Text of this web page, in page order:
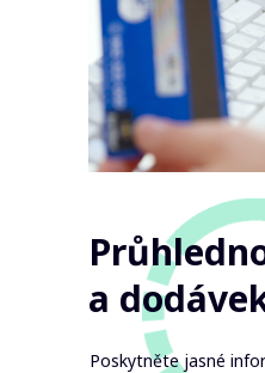
a
Poskytněte jasné